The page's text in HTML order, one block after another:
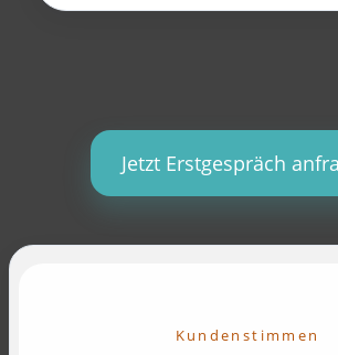
Jetzt Erstgespräch
Kundenstimmen